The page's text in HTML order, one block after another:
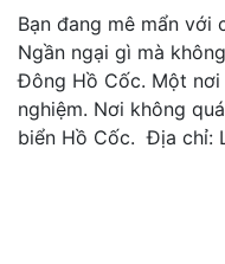
Bạn đang mê mẩn với
Ngần ngại gì mà
Đông Hồ Cốc. Một
nghiệm. Nơi không
biển Hồ Cốc. Địa chỉ: